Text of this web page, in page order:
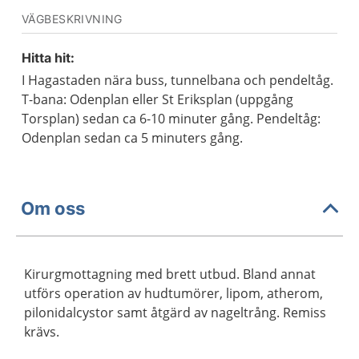
VÄGBESKRIVNING
Hitta hit:
I Hagastaden nära buss, tunnelbana och pendeltåg.
T-bana: Odenplan eller St Eriksplan (uppgång
Torsplan) sedan ca 6-10 minuter gång. Pendeltåg:
Odenplan sedan ca 5 minuters gång.
Om oss
Kirurgmottagning med brett utbud. Bland annat
utförs operation av hudtumörer, lipom, atherom,
pilonidalcystor samt åtgärd av nageltrång. Remiss
krävs.